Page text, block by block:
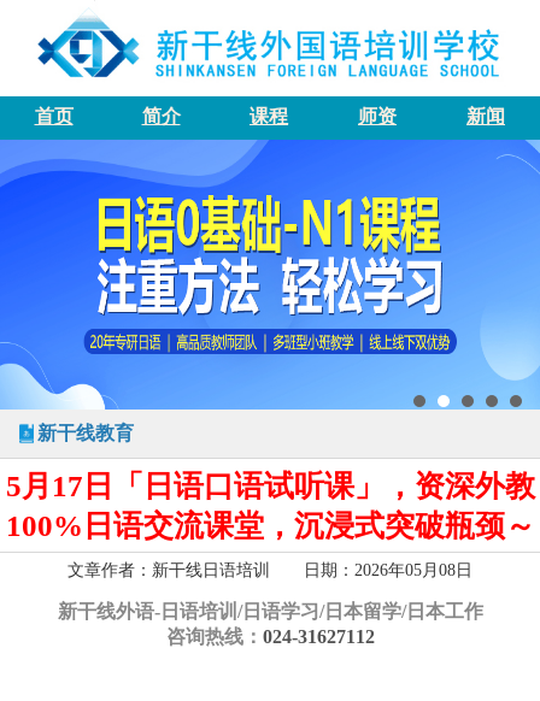
首页 简介 课程 师资 新闻
新干线教育
5月17日「日语口语试听课」，资深外教
100%日语交流课堂，沉浸式突破瓶颈～
文章作者：新干线日语培训 日期：2026年05月08日
新干线外语-日语培训/日语学习/日本留学/日本工作
咨询热线： 024-31627112